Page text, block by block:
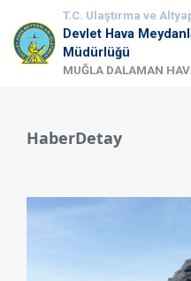
T.C. Ulaştırma ve
Devlet Hava
Müdürlüğü
MUĞLA DALAMAN
HaberDetay